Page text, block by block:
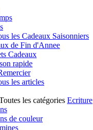
les Cadeaux Saisonniers
de Fin d'Annee
Cadeaux
rapide
les articles
les catégories Ecriture
de couleur